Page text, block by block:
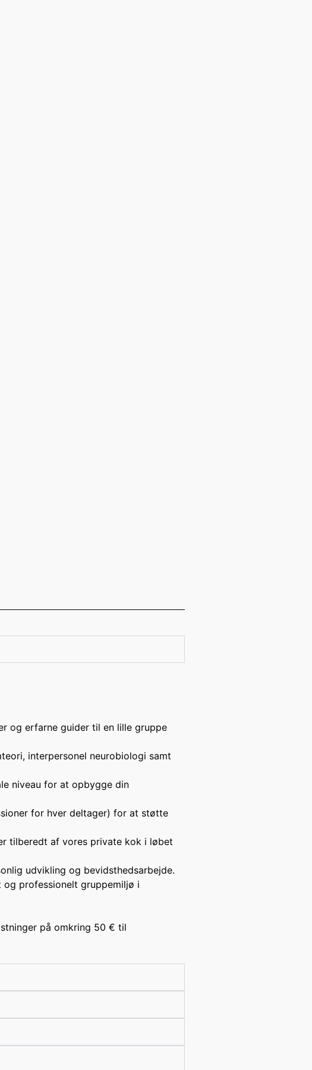
og erfarne guider til en lille gruppe
interpersonel neurobiologi samt
niveau for at opbygge din
for hver deltager) for at støtte
tilberedt af vores private kok i løbet
udvikling og bevidsthedsarbejde.
professionelt gruppemiljø i
på omkring 50 € til